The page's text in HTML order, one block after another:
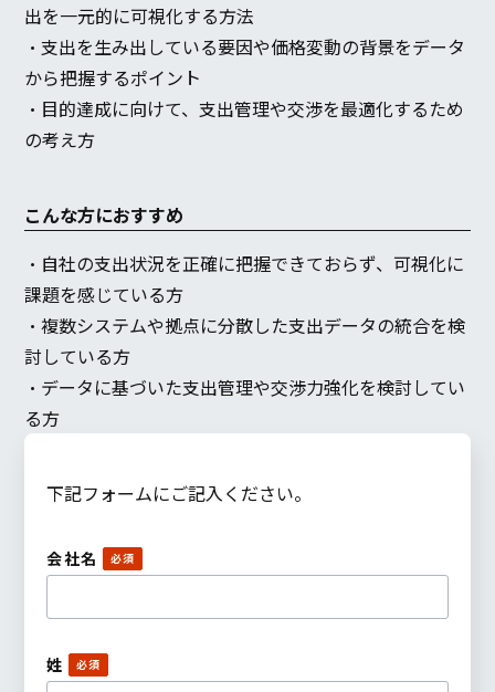
出を一元的に可視化する方法
・支出を生み出している要因や価格変動の背景をデータ
から把握するポイント
・目的達成に向けて、支出管理や交渉を最適化するため
の考え方
こんな方におすすめ
・自社の支出状況を正確に把握できておらず、可視化に
課題を感じている方
・複数システムや拠点に分散した支出データの統合を検
討している方
・データに基づいた支出管理や交渉力強化を検討してい
る方
下記フォームにご記入ください。
会社名
姓